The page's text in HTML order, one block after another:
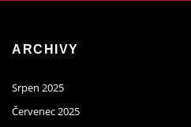
ARCHIVY
Srpen 2025
Červenec 2025